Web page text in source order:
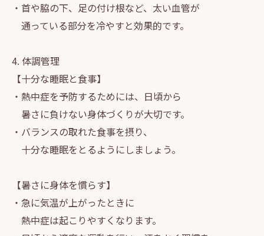
・首や脇の下、足の付け根など、太い血管が
通っている部分を冷やすと効果的です。
4. 体調管理
【十分な睡眠と食事】
・熱中症を予防するためには、日頃から
暑さに負けない身体づくりが大切です。
・バランスの取れた食事を摂り、
十分な睡眠をとるようにしましょう。
【暑さに身体を慣らす】
・急に気温が上がったときに
熱中症は起こりやすくなります。